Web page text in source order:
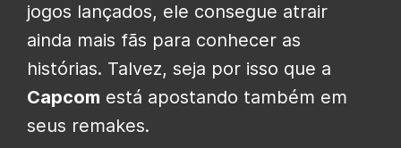
jogos lançados, ele consegue atrair
ainda mais fãs para conhecer as
histórias. Talvez, seja por isso que a
Capcom está apostando também em
seus remakes.